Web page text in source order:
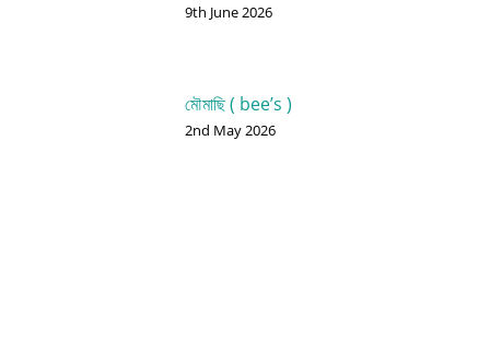
9th June 2026
মৌমাছি ( bee’s )
2nd May 2026